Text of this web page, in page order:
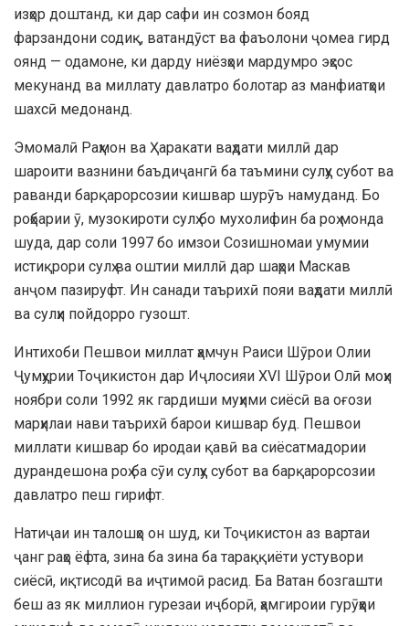
изҳор доштанд, ки дар сафи ин созмон бояд
фарзандони содиқ, ватандӯст ва фаъолони ҷомеа гирд
оянд — одамоне, ки дарду ниёзҳои мардумро эҳсос
мекунанд ва миллату давлатро болотар аз манфиатҳои
шахсӣ медонанд.
Эмомалӣ Раҳмон ва Ҳаракати ваҳдати миллӣ дар
шароити вазнини баъдиҷангӣ ба таъмини сулҳу субот ва
раванди барқарорсозии кишвар шурӯъ намуданд. Бо
роҳбарии ӯ, музокироти сулҳ бо мухолифин ба роҳ монда
шуда, дар соли 1997 бо имзои Созишномаи умумии
истиқрори сулҳ ва оштии миллӣ дар шаҳри Маскав
анҷом пазируфт. Ин санади таърихӣ пояи ваҳдати миллӣ
ва сулҳи пойдорро гузошт.
Интихоби Пешвои миллат ҳамчун Раиси Шӯрои Олии
Ҷумҳурии Тоҷикистон дар Иҷлосияи XVI Шӯрои Олӣ моҳи
ноябри соли 1992 як гардиши муҳими сиёсӣ ва оғози
марҳилаи нави таърихӣ барои кишвар буд. Пешвои
миллати кишвар бо иродаи қавӣ ва сиёсатмадории
дурандешона роҳ ба сӯи сулҳу субот ва барқарорсозии
давлатро пеш гирифт.
Натиҷаи ин талошҳо он шуд, ки Тоҷикистон аз вартаи
ҷанг раҳо ёфта, зина ба зина ба тараққиёти устувори
сиёсӣ, иқтисодӣ ва иҷтимоӣ расид. Ба Ватан бозгашти
беш аз як миллион гурезаи иҷборӣ, ҳамгироии гурӯҳҳои